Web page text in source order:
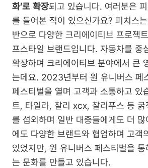
화’로 확장되고 있습니다. 여러분은
를 들어본 적이 있으신가요? 피치스
반으로 다양한 크리에이티브 프로젝
프스타일 브랜드입니다. 자동차를 중
확장하며 크리에이티브 분야에서 큰
는데요. 2023년부터 원 유니버스 페
페스티벌을 열며 고객과 소통하고 있
트, 타일라, 찰리 xcx, 찰리푸스 등 굵
를 섭외하며 일반 대중들에게도 더
에도 다양한 브랜드와 협업하며 고객
있었지만, 원 유니버스 페스티벌을
는 문화를 만들고 있습니다.